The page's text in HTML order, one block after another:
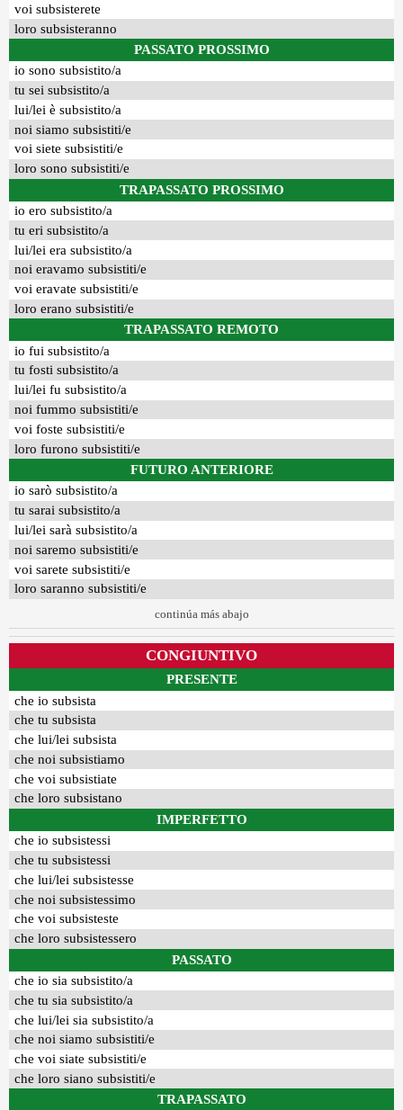
voi subsisterete
loro subsisteranno
PASSATO PROSSIMO
io sono subsistito/a
tu sei subsistito/a
lui/lei è subsistito/a
noi siamo subsistiti/e
voi siete subsistiti/e
loro sono subsistiti/e
TRAPASSATO PROSSIMO
io ero subsistito/a
tu eri subsistito/a
lui/lei era subsistito/a
noi eravamo subsistiti/e
voi eravate subsistiti/e
loro erano subsistiti/e
TRAPASSATO REMOTO
io fui subsistito/a
tu fosti subsistito/a
lui/lei fu subsistito/a
noi fummo subsistiti/e
voi foste subsistiti/e
loro furono subsistiti/e
FUTURO ANTERIORE
io sarò subsistito/a
tu sarai subsistito/a
lui/lei sarà subsistito/a
noi saremo subsistiti/e
voi sarete subsistiti/e
loro saranno subsistiti/e
continúa más abajo
CONGIUNTIVO
PRESENTE
che io subsista
che tu subsista
che lui/lei subsista
che noi subsistiamo
che voi subsistiate
che loro subsistano
IMPERFETTO
che io subsistessi
che tu subsistessi
che lui/lei subsistesse
che noi subsistessimo
che voi subsisteste
che loro subsistessero
PASSATO
che io sia subsistito/a
che tu sia subsistito/a
che lui/lei sia subsistito/a
che noi siamo subsistiti/e
che voi siate subsistiti/e
che loro siano subsistiti/e
TRAPASSATO